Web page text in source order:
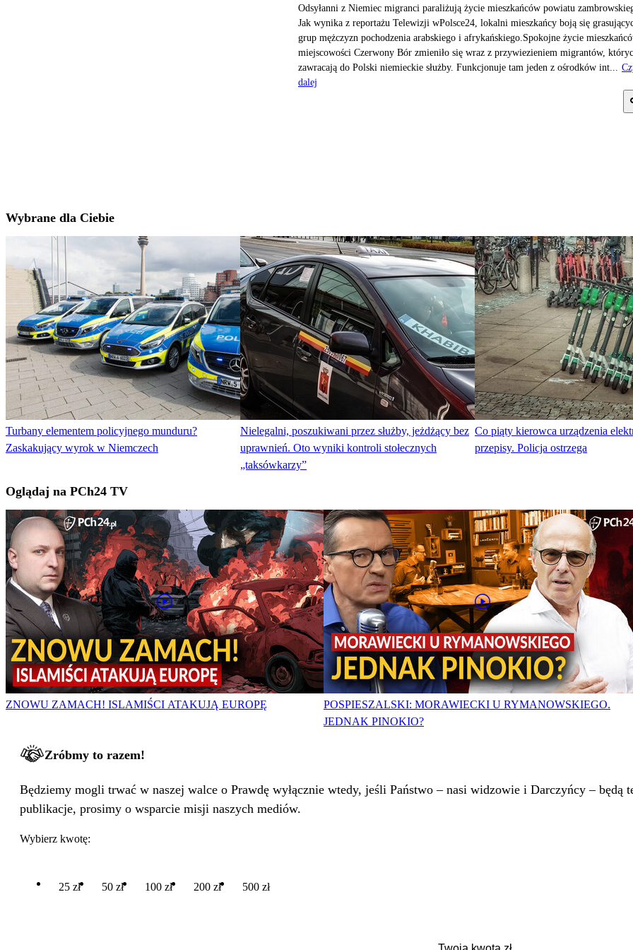
Odsyłanni z Niemiec migranci paraliżują życie mieszkańców powiatu
Jak wynika z reportażu Telewizji wPolsce24, lokalni mieszkańcy boją się
grup mężczyzn pochodzenia arabskiego i afrykańskiego.Spokojne życie
miejscowości Czerwony Bór zmieniło się wraz z przywiezieniem migrantów,
zawracają do Polski niemieckie służby. Funkcjonuje tam jeden z ośrodków int...
dalej
Wybrane dla Ciebie
Turbany elementem policyjnego munduru?
Zaskakujący wyrok w Niemczech
Nielegalni, poszukiwani przez służby, jeżdżący bez
uprawnień. Oto wyniki kontroli stołecznych
„taksówkarzy”
Co piąty kierowca urządzenia
przepisy. Policja ostrzega
Oglądaj na PCh24 TV
ZNOWU ZAMACH! ISLAMIŚCI ATAKUJĄ EUROPĘ
POSPIESZALSKI: MORAWIECKI U RYMANOWSKIEGO.
JEDNAK PINOKIO?
Zróbmy to razem!
Będziemy mogli trwać w naszej walce o Prawdę wyłącznie wtedy, jeśli Państwo – nasi widzowie i Darczyńcy – będą
publikacje, prosimy o wsparcie misji naszych mediów.
Wybierz kwotę:
25 zł 50 zł 100 zł 200 zł 500 zł